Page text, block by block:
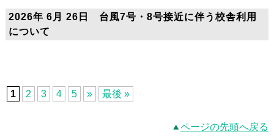
2026年 6月 26日 台風7号・8号接近に伴う校舎利用
について
1 2 3 4 5 » 最後 »
ページの先頭へ戻る